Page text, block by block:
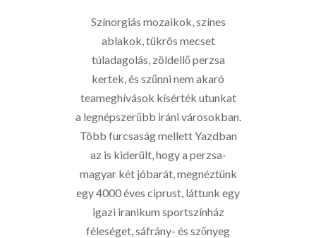
Színorgiás mozaikok, színes
ablakok, tükrös mecset
túladagolás, zöldellő perzsa
kertek, és szűnni nem akaró
teameghívások kísérték utunkat
a legnépszerűbb iráni városokban.
Több furcsaság mellett Yazdban
az is kiderült, hogy a perzsa-
magyar két jóbarát, megnéztünk
egy 4000 éves ciprust, láttunk egy
igazi iranikum sportszínház
féleséget, sáfrány- és szőnyeg